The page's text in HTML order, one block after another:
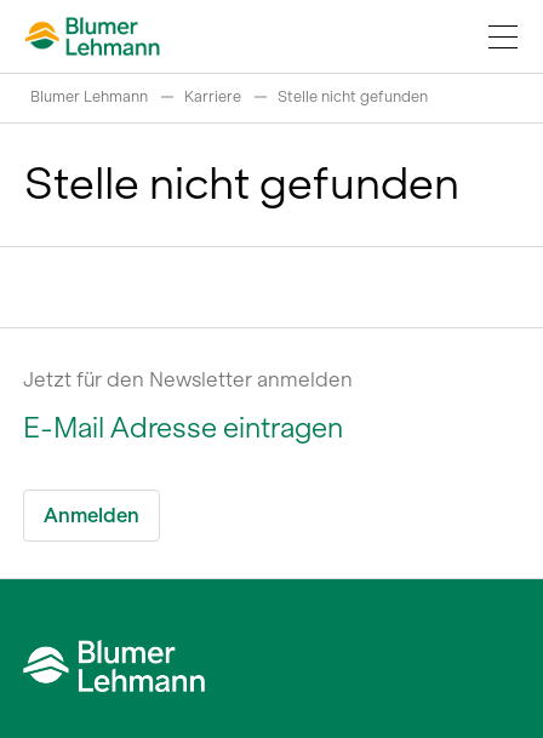
Über uns
Karriere
News und Medien
Blumer Lehmann Karriere Stelle nicht gefunden
Stelle nicht gefunden
Jetzt für den Newsletter anmelden